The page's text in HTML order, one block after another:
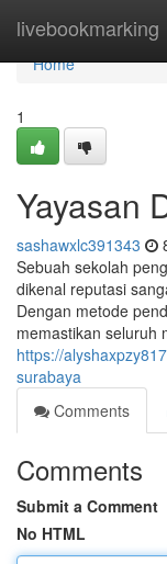
livebookmarking
Home
Home
1
Yayasan
sashawxlc391343
Sebuah sekolah
dikenal reputasi
Dengan metode
memastikan seluruh
https://
surabaya
Comments
Comments
Submit a Comment
No HTML